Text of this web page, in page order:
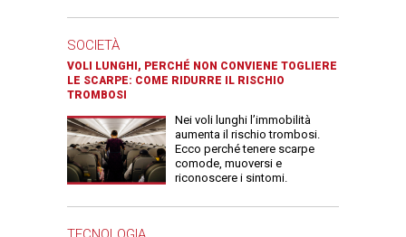
SOCIETÀ
VOLI LUNGHI, PERCHÉ NON CONVIENE TOGLIERE
LE SCARPE: COME RIDURRE IL RISCHIO
TROMBOSI
Nei voli lunghi l’immobilità
aumenta il rischio trombosi.
Ecco perché tenere scarpe
comode, muoversi e
riconoscere i sintomi.